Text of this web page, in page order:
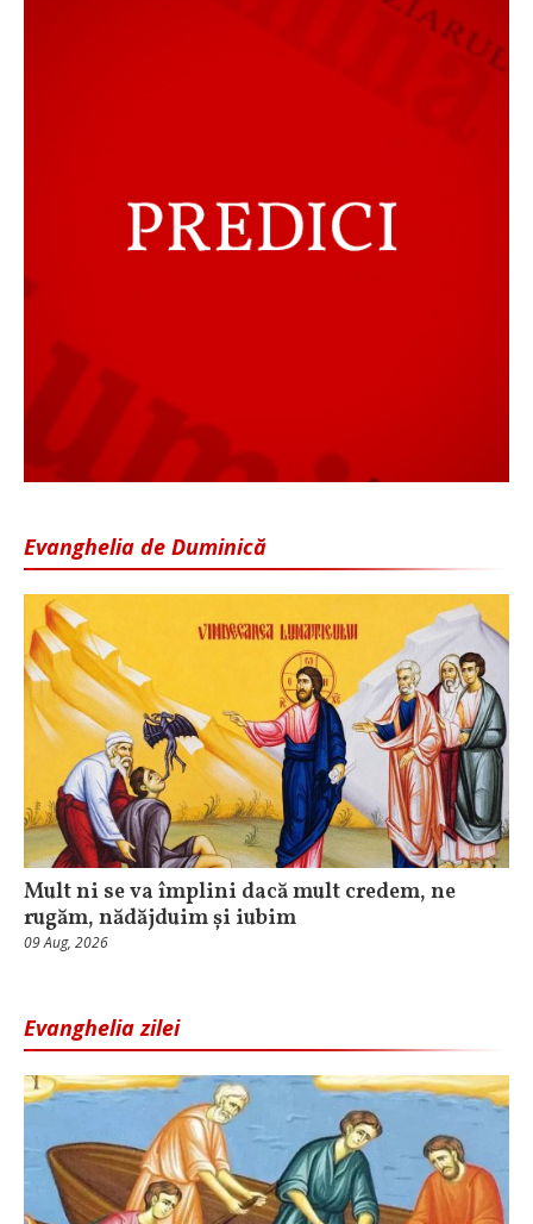
Evanghelia de Duminică
Mult ni se va împlini dacă mult credem, ne
rugăm, nădăjduim și iubim
09 Aug, 2026
Evanghelia zilei